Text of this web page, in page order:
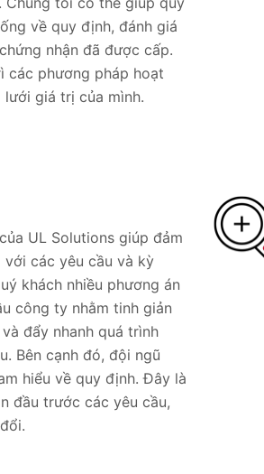
về quy định, đánh giá
nhận đã được cấp.
các phương pháp hoạt
giá trị của mình.
UL Solutions giúp đảm
với các yêu cầu và kỳ
khách nhiều phương án
công ty nhằm tinh giản
đẩy nhanh quá trình
Bên cạnh đó, đội ngũ
hiểu về quy định. Đây là
đầu trước các yêu cầu,